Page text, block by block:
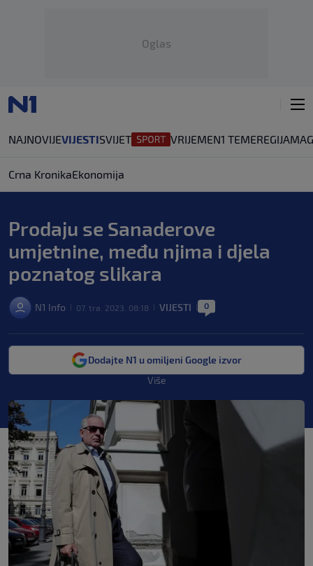
Oglas
NAJNOVIJEVIJESTISVIJET VRIJEMEN1 TEMEREGIJA
Crna KronikaEkonomija
Prodaju se Sanaderove
umjetnine, među njima i djela
poznatog slikara
N1 Info 07. tra. 2023. 08:18 VIJESTI 0
Dodajte N1 u omiljeni Google izvor
Više